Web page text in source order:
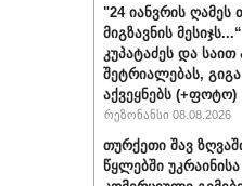
"24 იანვრის ღამეს
მიგზავნის
კუპატაძეს და საით
შეტრიალებას,
აქვეყნებს (+ფოტო)
რეზონანსი 08.08.2026
თურქეთი შავ
წყლებში